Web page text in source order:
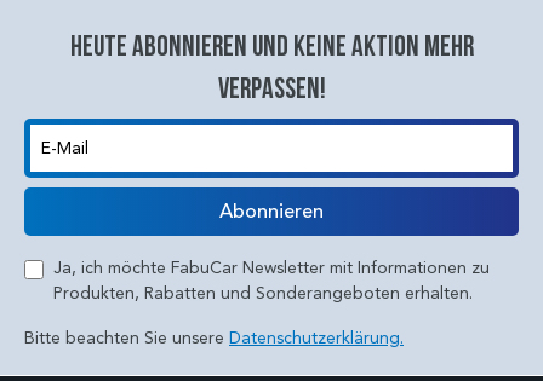
Heute abonnieren und keine aktion mehr
verpassen!
E-Mail
Abonnieren
Ja, ich möchte FabuCar Newsletter mit Informationen zu
Produkten, Rabatten und Sonderangeboten erhalten.
Bitte beachten Sie unsere Datenschutzerklärung.